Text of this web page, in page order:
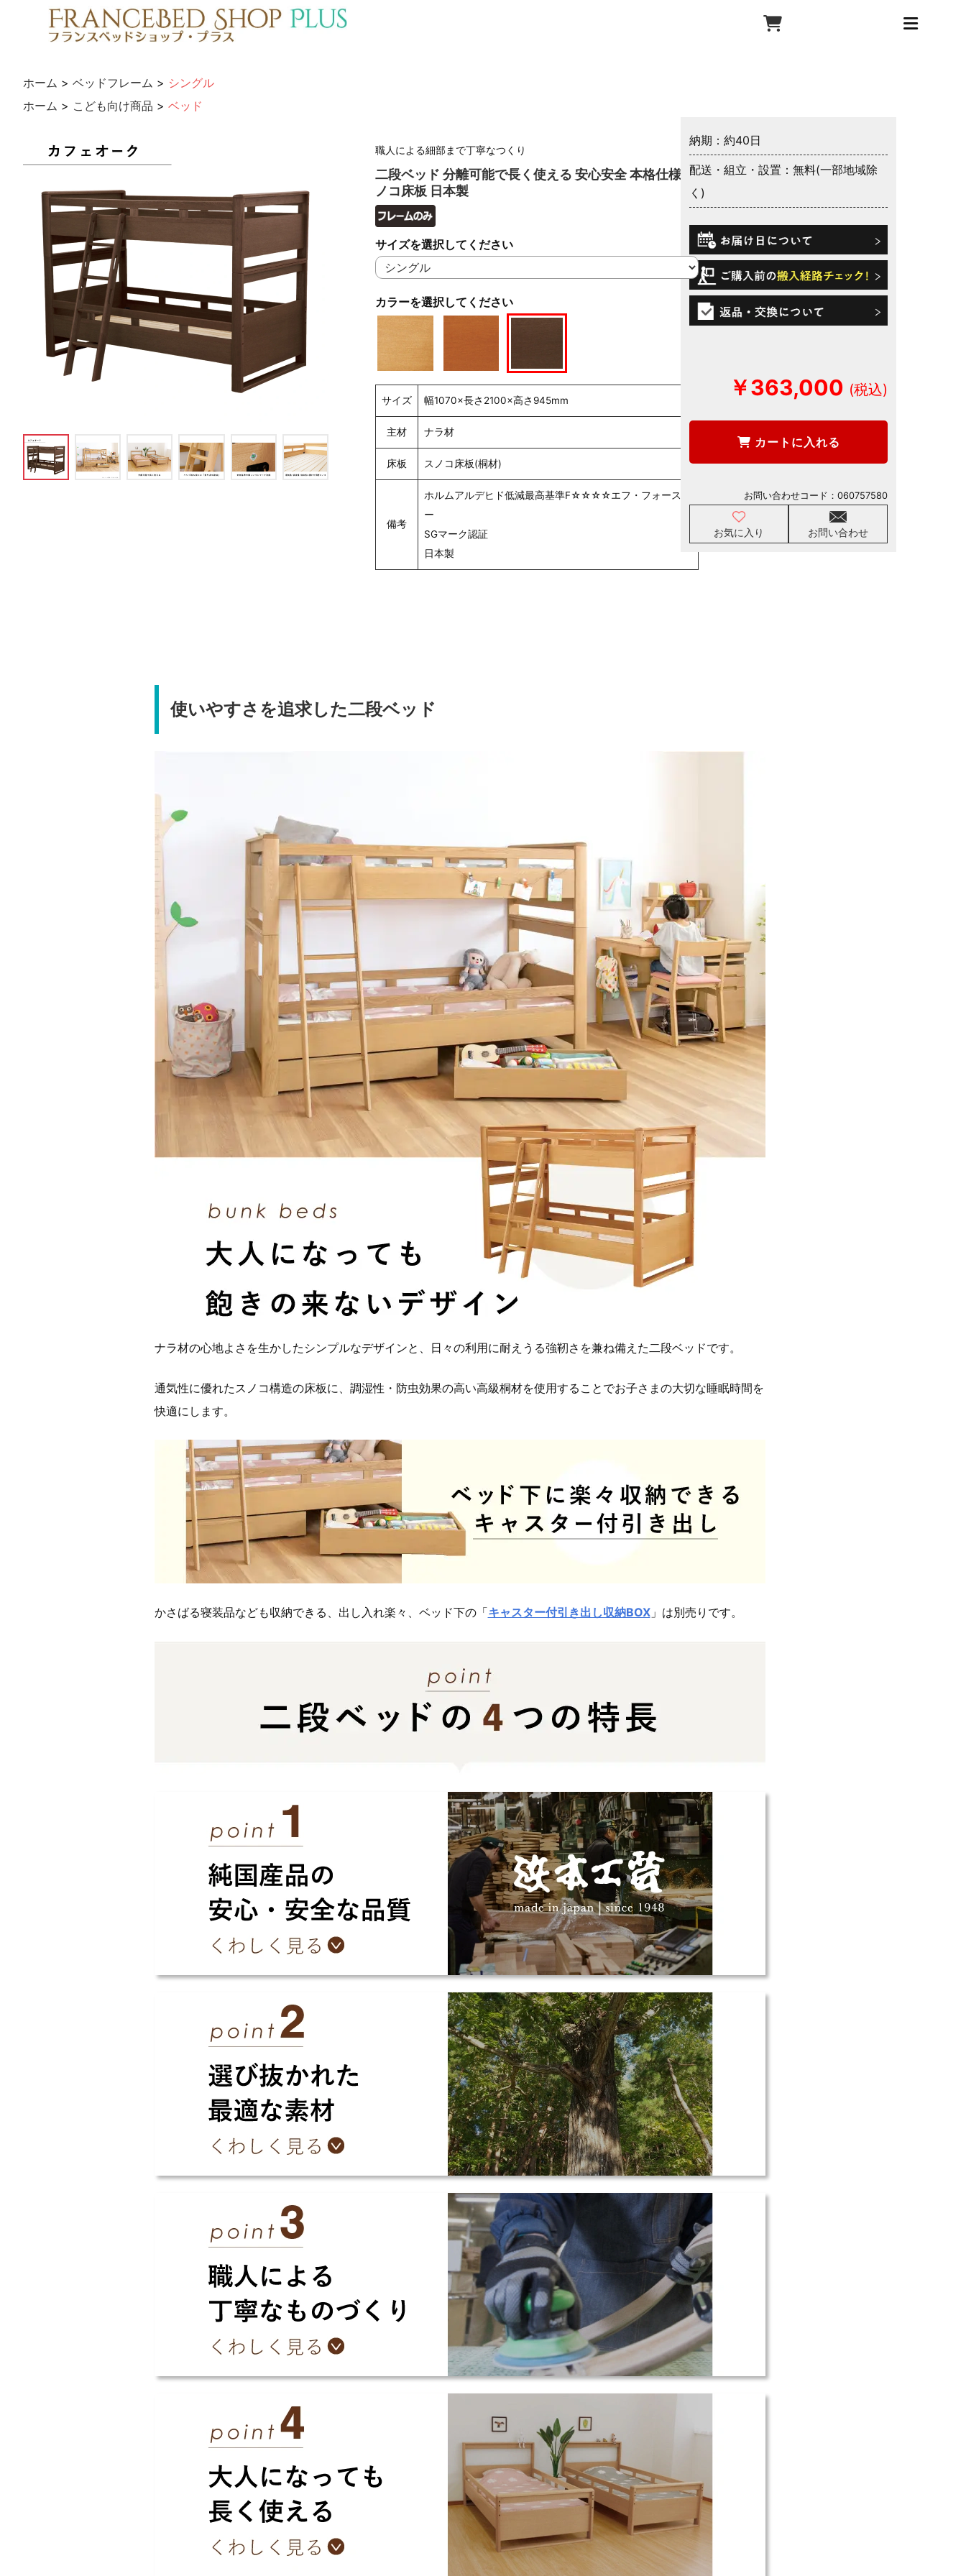
ホーム > ベッドフレーム > シングル
ホーム > こども向け商品 > ベッド
職人による細部まで丁寧なつくり
二段ベッド 分離可能で長く使える 安心安全 本格仕様 ス
ノコ床板 日本製
カラーを選択してください
サイズを選択してください
サイズ 幅1070×長さ2100×高さ945mm
主材 ナラ材
床板 スノコ床板(桐材)
備考
ホルムアルデヒド低減最高基準F☆☆☆☆エフ・フォースタ
ー
SGマーク認証
日本製
納期：約40日
配送・組立・設置：無料(一部地域除
く)
￥363,000
カートに入れる
お気に入り お問い合わせ
お問い合わせコード： 060757580
使いやすさを追求した二段ベッド
ナラ材の心地よさを生かしたシンプルなデザインと、日々の利用に耐えうる強靭さを兼ね備えた二段ベッドです。
通気性に優れたスノコ構造の床板に、調湿性・防虫効果の高い高級桐材を使用することでお子さまの大切な睡眠時間を
快適にします。
かさばる寝装品なども収納できる、出し入れ楽々、ベッド下の「キャスター付引き出し収納BOX」は別売りです。